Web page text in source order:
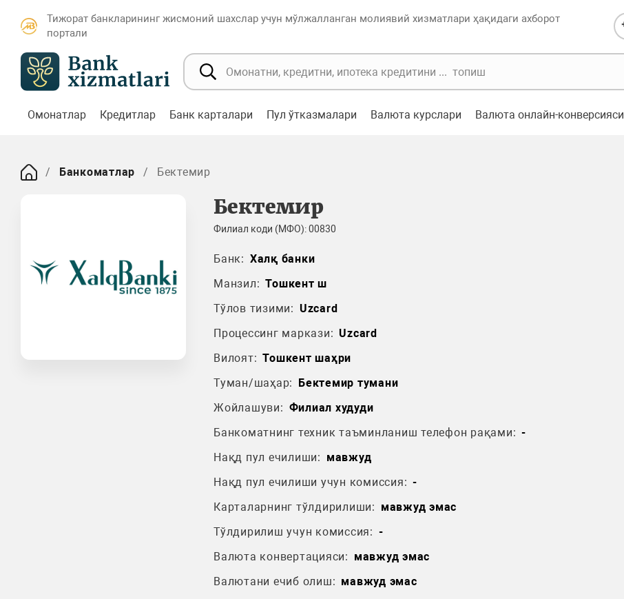
Тижорат банкларининг жисмоний шахслар учун мўлжалланган молиявий хизматлари ҳақидаги ахборот
портали
Омонатлар Кредитлар Банк карталари Пул ўтказмалари Валюта курслари Валюта онлайн-конверсияси
Банкоматлар Бектемир
Бектемир
Филиал коди (МФО): 00830
Банк: Халқ банки
Манзил: Тошкент ш
Тўлов тизими: Uzcard
Процессинг маркази: Uzcard
Вилоят: Тошкент шаҳри
Туман/шаҳар: Бектемир тумани
Жойлашуви: Филиал худуди
Банкоматнинг техник таъминланиш телефон рақами: -
Нақд пул ечилиши: мавжуд
Нақд пул ечилиши учун комиссия: -
Карталарнинг тўлдирилиши: мавжуд эмас
Тўлдирилиш учун комиссия: -
Валюта конвертацияси: мавжуд эмас
Валютани ечиб олиш: мавжуд эмас